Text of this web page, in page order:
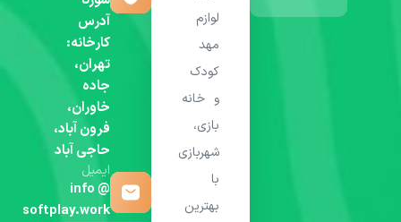
لوازم
مهد
کودک
و خانه
بازی،
شهربازی
با
بهترین
آدرس
کارخانه:
تهران،
جاده
خاوران،
فرون آباد،
حاجی آباد
ایمیل
info @
softplay.work